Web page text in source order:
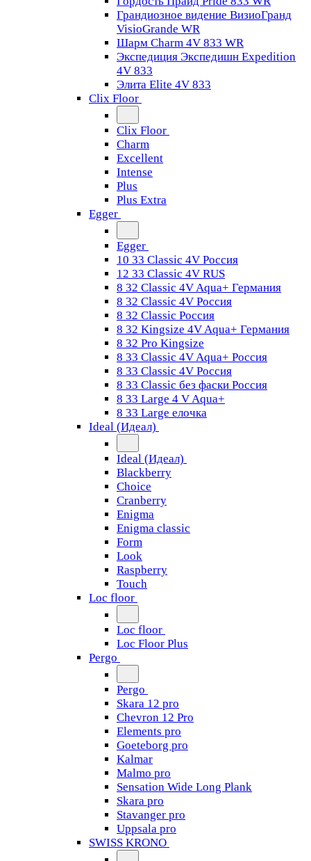
Грандиозное видение ВизиоГранд
VisioGrande WR
Шарм Charm 4V 833 WR
Экспедиция Экспедишн Expedition
4V 833
Элита Elite 4V 833
Clix Floor
Clix Floor
Charm
Excellent
Intense
Plus
Plus Extra
Egger
Egger
10 33 Classic 4V Россия
12 33 Classic 4V RUS
8 32 Classic 4V Aqua+ Германия
8 32 Classic 4V Россия
8 32 Classic Россия
8 32 Kingsize 4V Aqua+ Германия
8 32 Pro Kingsize
8 33 Classic 4V Aqua+ Россия
8 33 Classic 4V Россия
8 33 Classic без фаски Россия
8 33 Large 4 V Aqua+
8 33 Large елочка
Ideal (Идеал)
Ideal (Идеал)
Blackberry
Choice
Cranberry
Enigma
Enigma classic
Form
Look
Raspberry
Touch
Loc floor
Loc floor
Loc Floor Plus
Pergo
Pergo
Skara 12 pro
Chevron 12 Pro
Elements pro
Goeteborg pro
Kalmar
Malmo pro
Sensation Wide Long Plank
Skara pro
Stavanger pro
Uppsala pro
SWISS KRONO